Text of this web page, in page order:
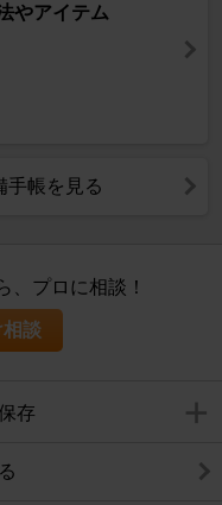
やアイテム
手帳を見る
、プロに相談！
談
存